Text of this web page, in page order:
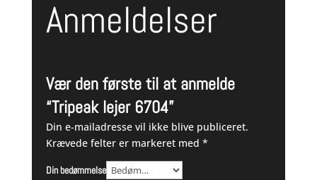
Anmeldelser
Vær den første til at anmelde
“Tripeak lejer 6704”
Din e-mailadresse vil ikke blive publiceret.
Krævede felter er markeret med *
Din bedømmelse